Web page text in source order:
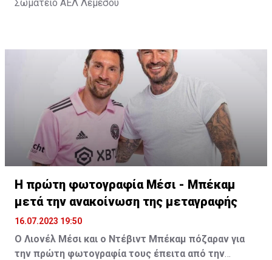
Σωματείο ΑΕΛ Λεμεσού
Η πρώτη φωτογραφία Μέσι - Μπέκαμ
μετά την ανακοίνωση της μεταγραφής
16.07.2023 19:50
Ο Λιονέλ Μέσι και ο Ντέβιντ Μπέκαμ πόζαραν για
την πρώτη φωτογραφία τους έπειτα από την